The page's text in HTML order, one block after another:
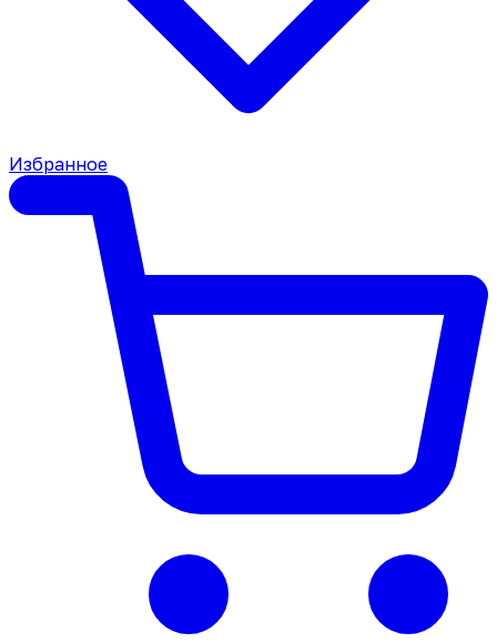
Избранное